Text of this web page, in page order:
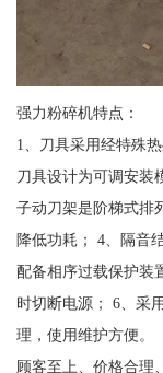
强力粉碎机特点：
1、刀具采用经特殊
刀具设计为可调安装
子动刀架是阶梯式排
降低功耗； 4、隔音
配备相序过载保护装
时切断电源； 6、采
理，使用维护方便。
顾客至上、价格合理